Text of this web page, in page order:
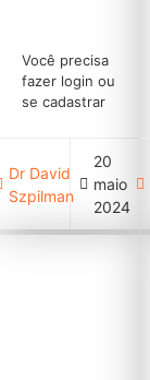
Você precisa
fazer login ou
se cadastrar
acima)
Dr David
Szpilman
20
maio
2024